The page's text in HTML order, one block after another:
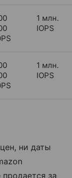
1 млн.
IOPS
1 млн.
IOPS
ни даты
за